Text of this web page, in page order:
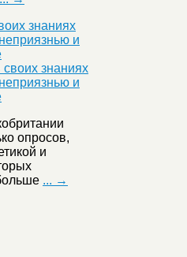
знаниях
и
опросов,
и
... →